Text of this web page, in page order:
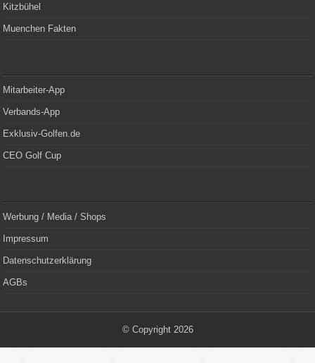
Kitzbühel
Muenchen Fakten
Mitarbeiter-App
Verbands-App
Exklusiv-Golfen.de
CEO Golf Cup
Werbung / Media / Shops
Impressum
Datenschutzerklärung
AGBs
© Copyright 2026